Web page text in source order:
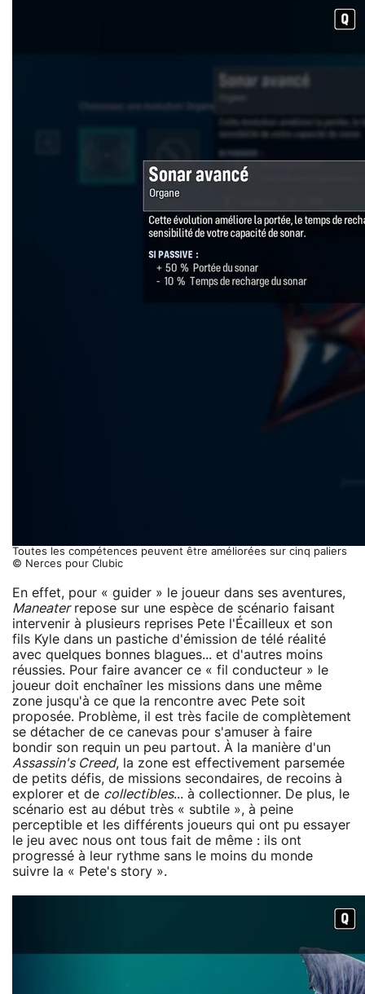
Toutes les compétences peuvent être améliorées sur cinq paliers
© Nerces pour Clubic
En effet, pour « guider » le joueur dans ses aventures,
Maneaterrepose sur une espèce de scénario faisant
intervenir à plusieurs reprises Pete l'Écailleux et son
fils Kyle dans un pastiche d'émission de télé réalité
avec quelques bonnes blagues... et d'autres moins
réussies. Pour faire avancer ce « fil conducteur » le
joueur doit enchaîner les missions dans une même
zone jusqu'à ce que la rencontre avec Pete soit
proposée. Problème, il est très facile de complètement
se détacher de ce canevas pour s'amuser à faire
bondir son requin un peu partout. À la manière d'un
Assassin's Creed, la zone est effectivement parsemée
de petits défis, de missions secondaires, de recoins à
explorer et de collectibles... à collectionner. De plus, le
scénario est au début très « subtile », à peine
perceptible et les différents joueurs qui ont pu essayer
le jeu avec nous ont tous fait de même : ils ont
progressé à leur rythme sans le moins du monde
suivre la « Pete's story ».